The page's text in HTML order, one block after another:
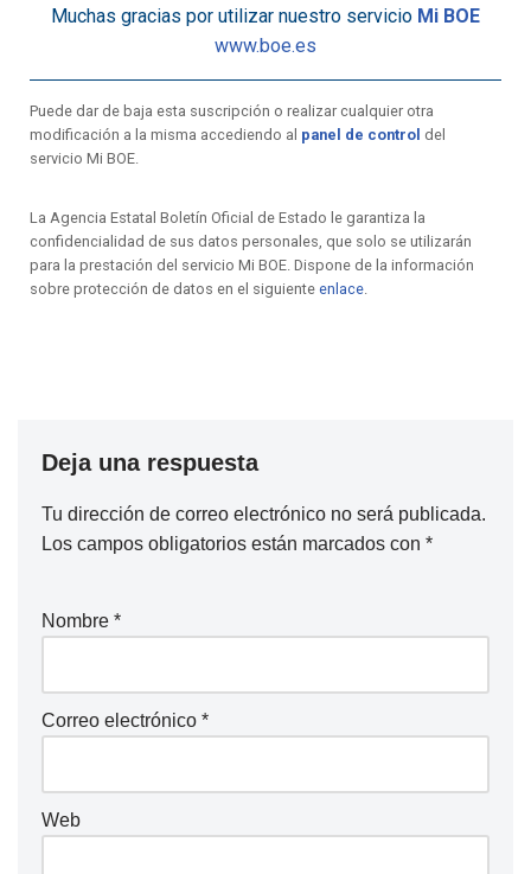
Muchas gracias por utilizar nuestro servicio Mi BOE
www.boe.es
Puede dar de baja esta suscripción o realizar cualquier otra
modificación a la misma accediendo al panel de control del
servicio Mi BOE.
La Agencia Estatal Boletín Oficial de Estado le garantiza la
confidencialidad de sus datos personales, que solo se utilizarán
para la prestación del servicio Mi BOE. Dispone de la información
sobre protección de datos en el siguiente enlace
Deja una respuesta
Tu dirección de correo electrónico no será publicada.
Los campos obligatorios están marcados con *
Nombre *
Correo electrónico *
Web